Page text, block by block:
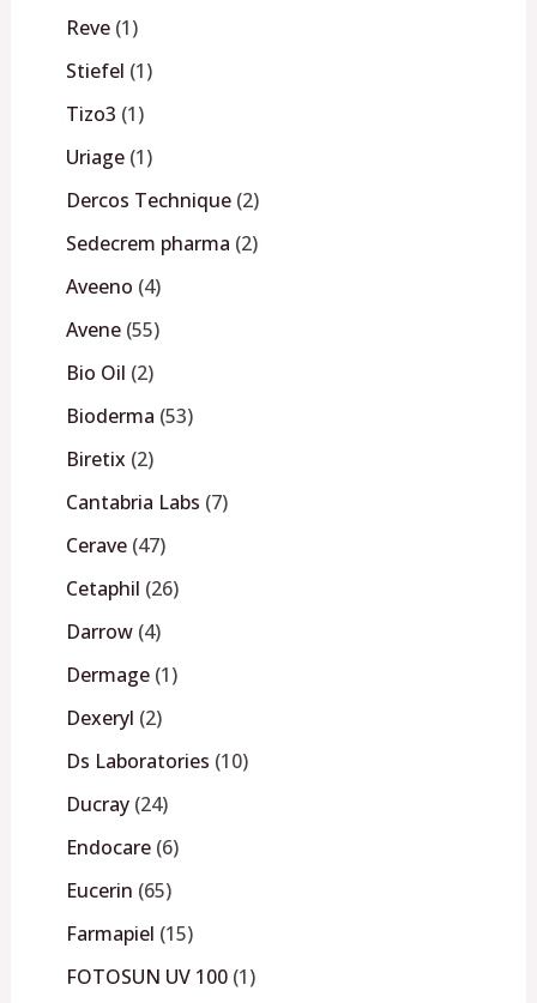
Reve 1
Stiefel 1
Tizo3 1
Uriage 1
Dercos Technique 2
Sedecrem pharma 2
Aveeno 4
Avene 55
Bio Oil 2
Bioderma 53
Biretix 2
Cantabria Labs 7
Cerave 47
Cetaphil 26
Darrow 4
Dermage 1
Dexeryl 2
Ds Laboratories 10
Ducray 24
Endocare 6
Eucerin 65
Farmapiel 15
FOTOSUN UV 100 1